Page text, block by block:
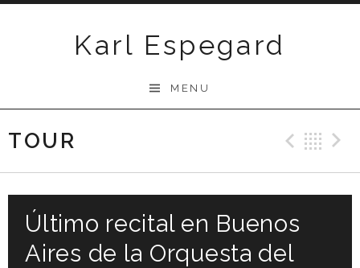
Karl Espegard
MENU
TOUR
Último recital en Buenos
Aires de la Orquesta del